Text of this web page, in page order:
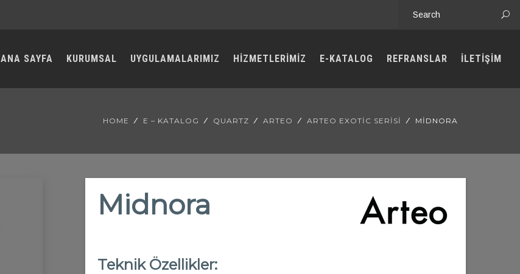
ANA SAYFA KURUMSAL UYGULAMALARIMIZ HİZMETLERİMİZ E-KATALOG REFRANSLAR İLETİŞİM
HOME E – KATALOG QUARTZ ARTEO ARTEO EXOTIC SERISI MIDNORA
Midnora
Teknik Özellikler: